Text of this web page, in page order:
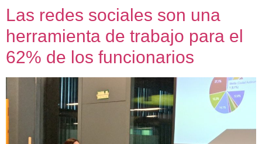
Las redes sociales son una
herramienta de trabajo para el
62% de los funcionarios